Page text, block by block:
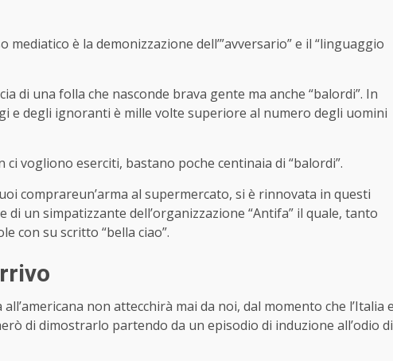
è la demonizzazione dell’”avversario” e il “linguaggio
di una folla che nasconde brava gente ma anche “balordi”. In
e degli ignoranti è mille volte superiore al numero degli uomini
vogliono eserciti, bastano poche centinaia di “balordi”.
comprareun’arma al supermercato, si è rinnovata in questi
di un simpatizzante dell’organizzazione “Antifa” il quale, tanto
con su scritto “bella ciao”.
non attecchirà mai da noi, dal momento che l’Italia
di dimostrarlo partendo da un episodio di induzione all’odio di